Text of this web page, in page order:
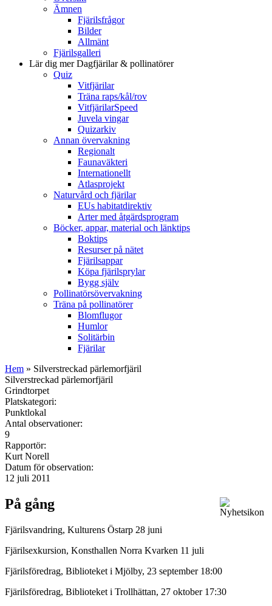
Ämnen
Fjärilsfrågor
Bilder
Allmänt
Fjärilsgalleri
Lär dig merDagfjärilar & pollinatörer
Quiz
Vitfjärilar
Träna raps/kål/rov
VitfjärilarSpeed
Juvela vingar
Quizarkiv
Annan övervakning
Regionalt
Faunaväkteri
Internationellt
Atlasprojekt
Naturvård och fjärilar
EUs habitatdirektiv
Arter med åtgärdsprogram
Böcker, appar, material och länktips
Boktips
Resurser på nätet
Fjärilsappar
Köpa fjärilsprylar
Bygg själv
Pollinatörsövervakning
Träna på pollinatörer
Blomflugor
Humlor
Solitärbin
Fjärilar
Hem » Silverstreckad pärlemorfjäril
Silverstreckad pärlemorfjäril
Grindtorpet
Platskategori:
Punktlokal
Antal observationer:
9
Rapportör:
Kurt Norell
Datum för observation:
12 juli 2011
På gång
Fjärilsvandring, Kulturens Östarp 28 juni
Fjärilsexkursion, Konsthallen Norra Kvarken 11 juli
Fjärilsföredrag, Biblioteket i Mjölby, 23 september 18:00
Fjärilsföredrag, Biblioteket i Trollhättan, 27 oktober 17:30